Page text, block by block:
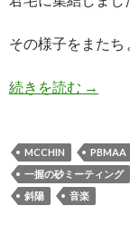
その様子をまたち
続きを読む 続！楽
→
MCCHIN PBMAA
一握の砂ミーティング
斜陽
音楽